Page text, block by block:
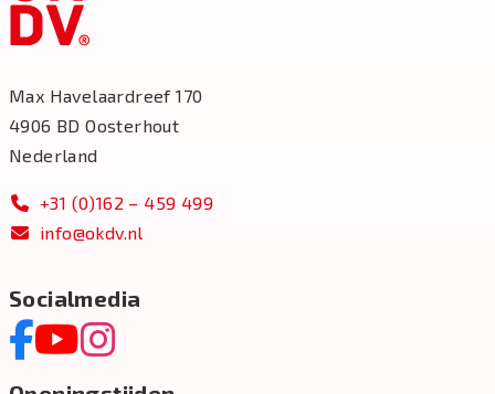
Max Havelaardreef 170
4906 BD Oosterhout
Nederland
+31 (0)162 – 459 499
info@okdv.nl
Socialmedia